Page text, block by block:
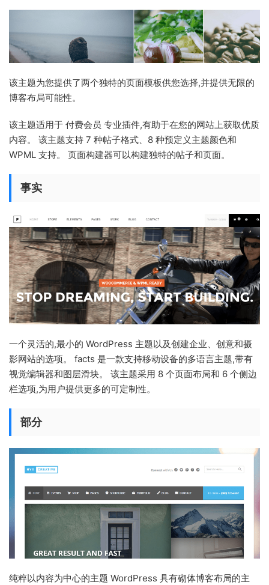
该主题为您提供了两个独特的页面模板供您选择,并提供无限的
博客布局可能性。
该主题适用于 付费会员 专业插件,有助于在您的网站上获取优质
内容。 该主题支持 7 种帖子格式、8 种预定义主题颜色和
WPML 支持。 页面构建器可以构建独特的帖子和页面。
事实
一个灵活的,最小的 WordPress 主题以及创建企业、创意和摄
影网站的选项。 facts 是一款支持移动设备的多语言主题,带有
视觉编辑器和图层滑块。 该主题采用 8 个页面布局和 6 个侧边
栏选项,为用户提供更多的可定制性。
部分
纯粹以内容为中心的主题 WordPress 具有砌体博客布局的主